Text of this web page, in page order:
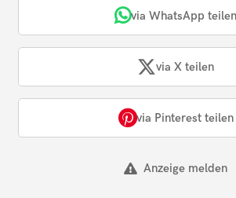
via WhatsApp teilen
via X teilen
via Pinterest teilen
Anzeige melden